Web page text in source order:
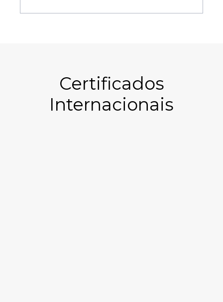
Certificados
Internacionais